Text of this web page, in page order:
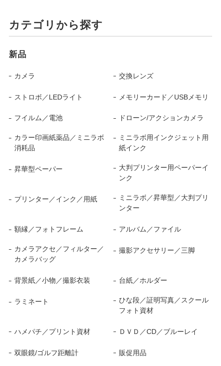
カテゴリから探す
新品
カメラ 交換レンズ
ストロボ／LEDライト メモリーカード／USBメモリ
フイルム／電池 ドローン/アクションカメラ
カラー印画紙薬品／ミニラボ
消耗品
ミニラボ用インクジェット用
紙インク
昇華型ペーパー
大判プリンター用ペーパーイ
ンク
プリンター／インク／用紙
ミニラボ／昇華型／大判プリ
ンター
額縁／フォトフレーム アルバム／ファイル
カメラアクセ／フィルター／
カメラバッグ
撮影アクセサリー／三脚
背景紙／小物／撮影衣装 台紙／ホルダー
ラミネート
ひな段／証明写真／スクール
フォト資材
ハメパチ／プリント資材 ＤＶＤ／CD／ブルーレイ
双眼鏡/ゴルフ距離計 販促用品